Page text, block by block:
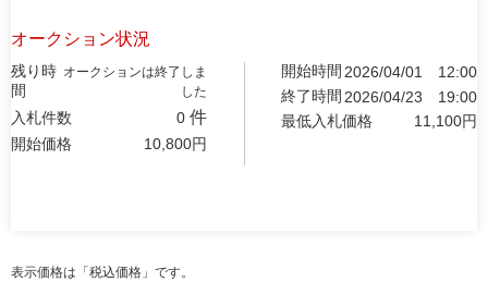
オークション状況
残り時
間
オークションは終了しま
した
入札件数 0 件
開始価格 10,800円
開始時間 2026/04/01
12:00
終了時間 2026/04/23
19:00
最低入札価格
11,100円
表示価格は「税込価格」です。